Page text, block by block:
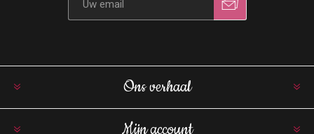
Ons verhaal
Mijn account